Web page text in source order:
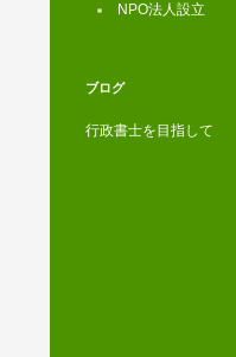
NPO法人設立
ブログ
行政書士を目指して